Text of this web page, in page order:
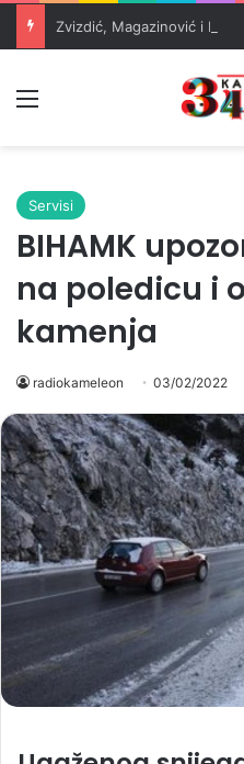
Servisi
BIHAMK
na poledicu i
kamenja
radiokameleon 03/02/2022